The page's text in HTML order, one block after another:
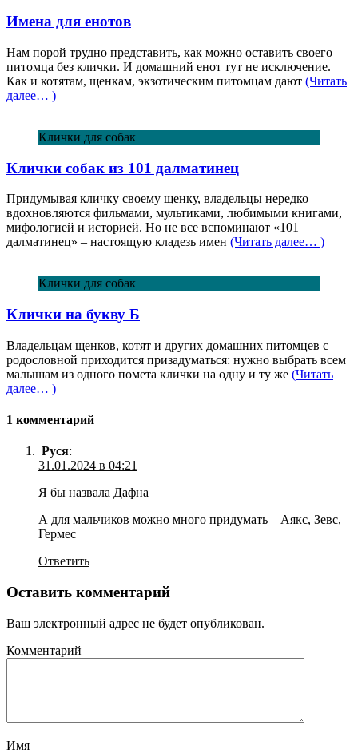
Имена для енотов
Нам порой трудно представить, как можно оставить своего
питомца без клички. И домашний енот тут не исключение.
Как и котятам, щенкам, экзотическим питомцам дают (Читать
далее… )
Клички для собак
Клички собак из 101 далматинец
Придумывая кличку своему щенку, владельцы нередко
вдохновляются фильмами, мультиками, любимыми книгами,
мифологией и историей. Но не все вспоминают «101
далматинец» – настоящую кладезь имен (Читать далее… )
Клички для собак
Клички на букву Б
Владельцам щенков, котят и других домашних питомцев с
родословной приходится призадуматься: нужно выбрать всем
малышам из одного помета клички на одну и ту же (Читать
далее… )
1 комментарий
Руся:
31.01.2024 в 04:21
Я бы назвала Дафна
А для мальчиков можно много придумать – Аякс, Зевс,
Гермес
Ответить
Оставить комментарий
Ваш электронный адрес не будет опубликован.
Комментарий
Имя